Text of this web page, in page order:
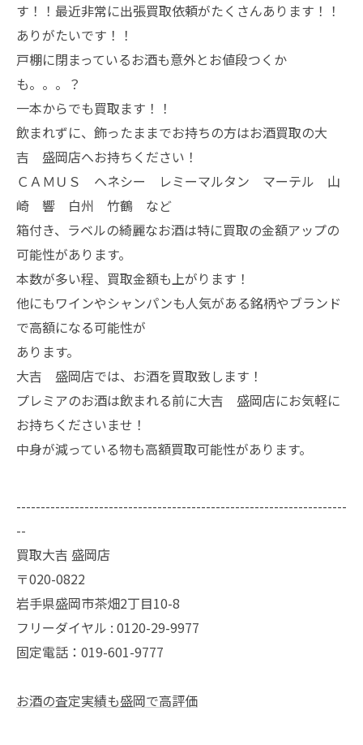
す！！最近非常に出張買取依頼がたくさんあります！！
ありがたいです！！
戸棚に閉まっているお酒も意外とお値段つくか
も。。。？
一本からでも買取ます！！
飲まれずに、飾ったままでお持ちの方はお酒買取の大
吉 盛岡店へお持ちください！
ＣＡＭＵＳ ヘネシー レミーマルタン マーテル 山
崎 響 白州 竹鶴 など
箱付き、ラベルの綺麗なお酒は特に買取の金額アップの
可能性があります。
本数が多い程、買取金額も上がります！
他にもワインやシャンパンも人気がある銘柄やブランド
で高額になる可能性が
あります。
大吉 盛岡店では、お酒を買取致します！
プレミアのお酒は飲まれる前に大吉 盛岡店にお気軽に
お持ちくださいませ！
中身が減っている物も高額買取可能性があります。
--------------------------------------------------------------------
--
買取大吉 盛岡店
〒020-0822
岩手県盛岡市茶畑2丁目10-8
フリーダイヤル : 0120-29-9977
固定電話：019-601-9777
お酒の査定実績も盛岡で高評価